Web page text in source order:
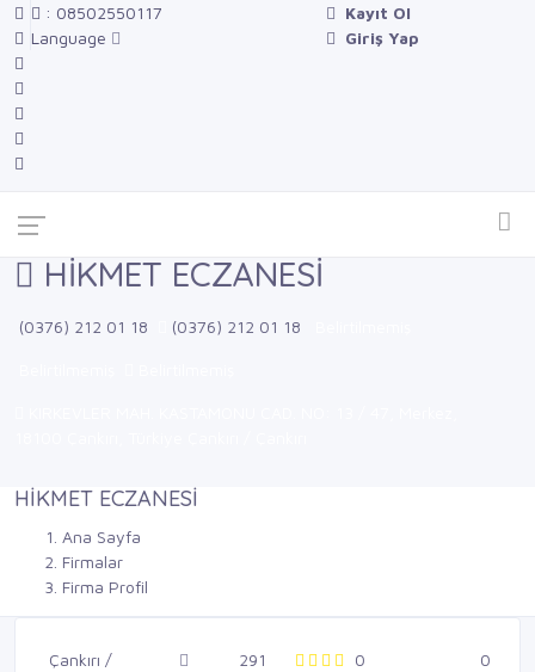
: 08502550117
Language
Kayıt Ol
Giriş Yap
HİKMET ECZANESİ
(0376) 212 01 18 (0376) 212 01 18
HİKMET ECZANESİ
Ana Sayfa
Firmalar
Firma Profil
Çankırı /
291
0
0